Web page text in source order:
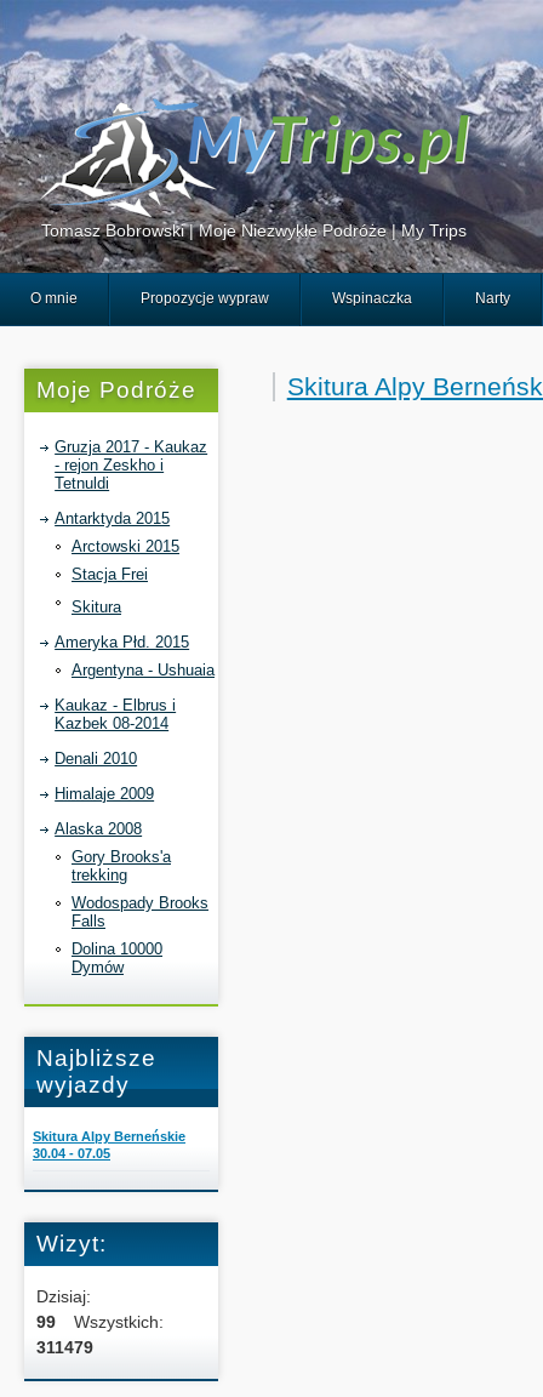
Tomasz Bobrowski | Moje Niezwykłe Podróże | My Trips
O mnie Propozycje wypraw Wspinaczka Narty
Moje Podróże
Gruzja 2017 - Kaukaz
- rejon Zeskho i
Tetnuldi
Antarktyda 2015
Arctowski 2015
Stacja Frei
Skitura
Ameryka Płd. 2015
Argentyna - Ushuaia
Kaukaz - Elbrus i
Kazbek 08-2014
Denali 2010
Himalaje 2009
Alaska 2008
Gory Brooks'a
trekking
Wodospady Brooks
Falls
Dolina 10000
Dymów
Najbliższe
wyjazdy
Skitura Alpy Berneńskie
30.04 - 07.05
Wizyt:
Dzisiaj:
99
Wszystkich:
311479
Skitura Alpy